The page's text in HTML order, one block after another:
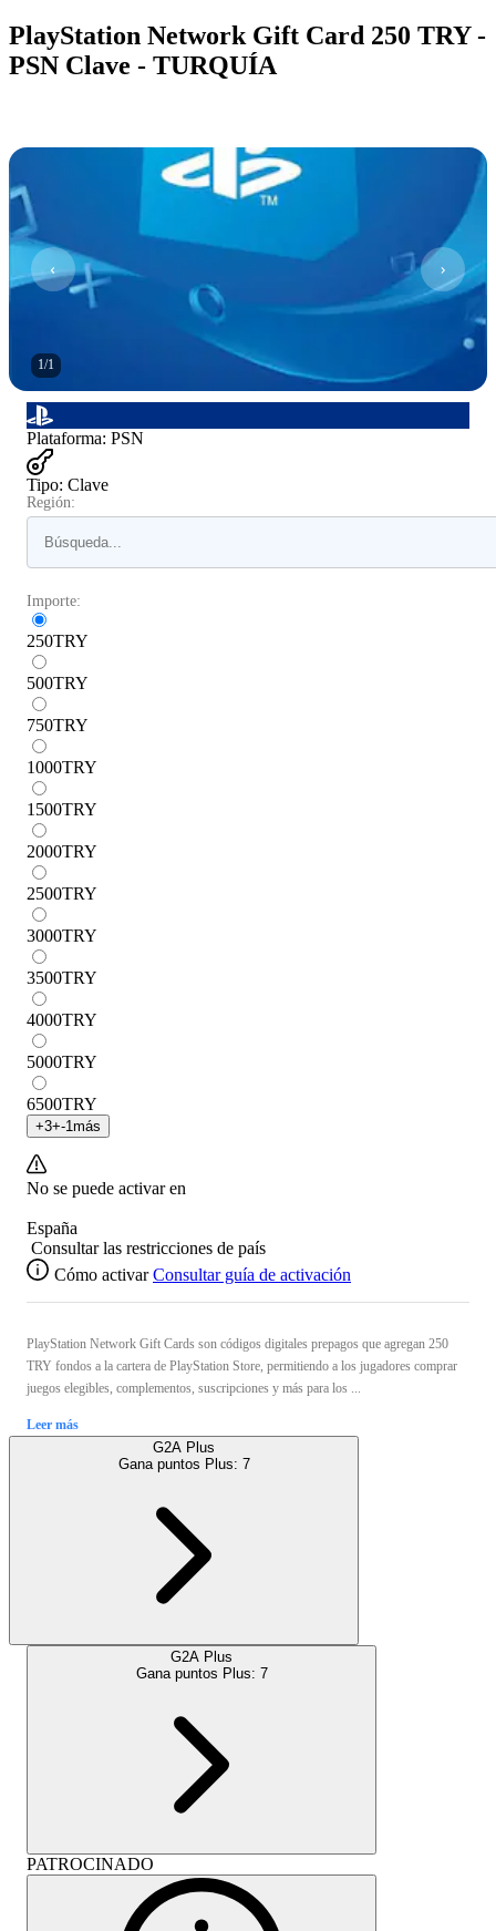
PlayStation Network Gift Card 250 TRY -
PSN Clave - TURQUÍA
1/1
Plataforma: PSN
Tipo: Clave
Región:
Importe:
250TRY
500TRY
750TRY
1000TRY
1500TRY
2000TRY
2500TRY
3000TRY
3500TRY
4000TRY
5000TRY
6500TRY
+3+-1 más
No se puede activar en
España
Consultar las restricciones de país
Cómo activar Consultar guía de activación
PlayStation Network Gift Cards son códigos digitales prepagos que agregan 250
TRY fondos a la cartera de PlayStation Store, permitiendo a los jugadores comprar
juegos elegibles, complementos, suscripciones y más para los ...
Leer más
G2A Plus
Gana puntos Plus: 7
G2A Plus
Gana puntos Plus: 7
PATROCINADO